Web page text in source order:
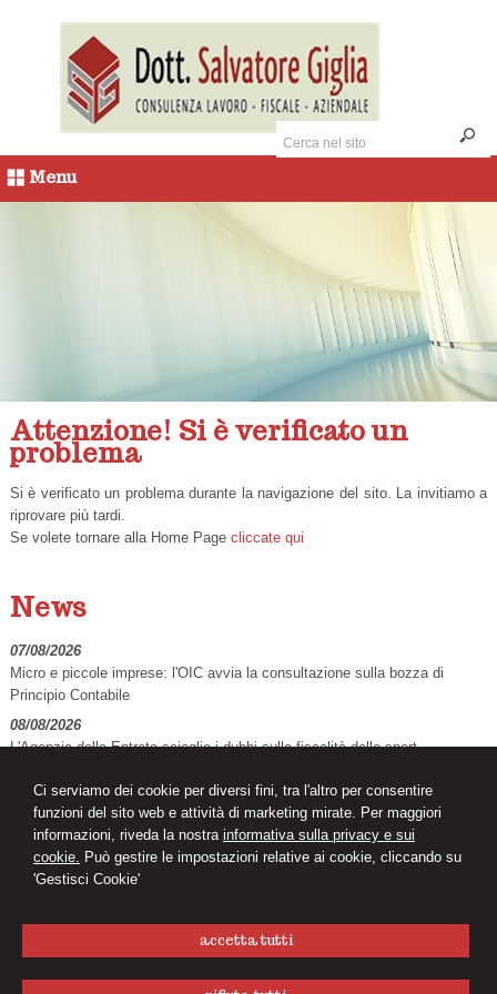
Ci serviamo dei cookie per diversi fini, tra l'altro per consentire
funzioni del sito web e attività di marketing mirate. Per maggiori
informazioni, riveda la nostra informativa sulla privacy e sui
cookie. Può gestire le impostazioni relative ai cookie, cliccando su
'Gestisci Cookie'
accetta tutti
Menu
Attenzione! Si è verificato un
problema
Si è verificato un problema durante la navigazione del sito. La invitiamo a
riprovare più tardi.
Se volete tornare alla Home Page cliccate qui
News
07/08/2026
Micro e piccole imprese: l'OIC avvia la consultazione sulla bozza di
Principio Contabile
08/08/2026
L'Agenzia delle Entrate scioglie i dubbi sulla fiscalità dello sport
Decreto PA: tutte le novità in Gazzetta Ufficiale
S G